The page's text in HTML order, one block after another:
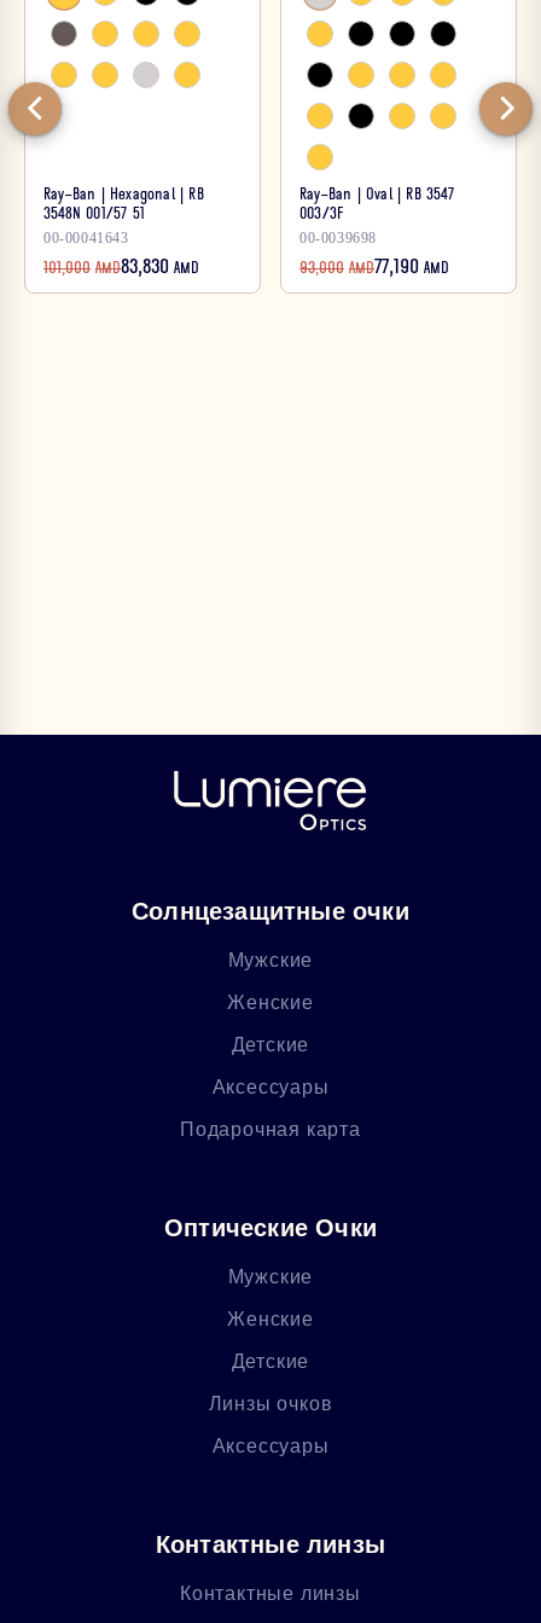
Ray-Ban | Hexagonal | RB
3548N 001/57 51
00-00041643
101,000 AMD83,830 AMD
Ray-Ban | Oval | RB 3547
003/3F
00-0039698
93,000 AMD77,190 AMD
Солнцезащитные очки
Мужские
Женские
Детские
Аксессуары
Подарочная карта
Оптические Очки
Мужские
Женские
Детские
Линзы очков
Аксессуары
Контактные линзы
Контактные линзы